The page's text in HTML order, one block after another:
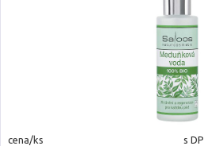
cena/ks s